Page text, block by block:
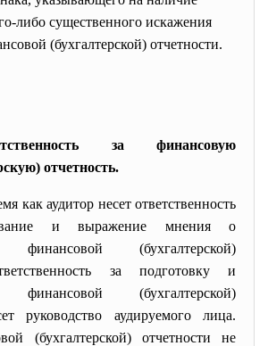
либо существенного искажения
(бухгалтерской) отчетности.
за финансовую
отчетность.
как аудитор несет ответственность
и выражение мнения о
финансовой (бухгалтерской)
за подготовку и
финансовой (бухгалтерской)
руководство аудируемого лица.
(бухгалтерской) отчетности не